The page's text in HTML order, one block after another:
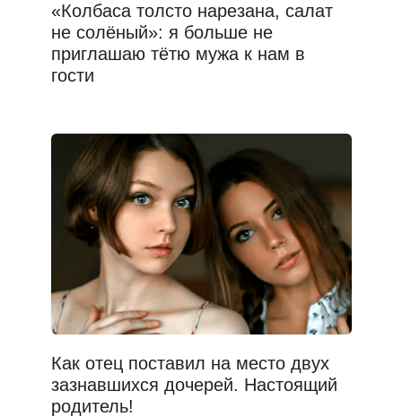
«Колбаса толсто нарезана, салат
не солёный»: я больше не
приглашаю тётю мужа к нам в
гости
Как отец поставил на место двух
зазнавшихся дочерей. Настоящий
родитель!